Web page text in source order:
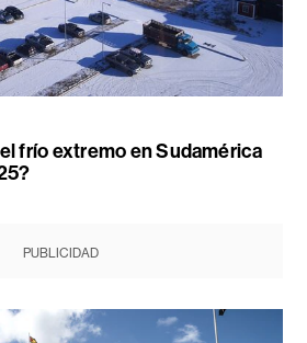
frío extremo en Sudamérica
PUBLICIDAD